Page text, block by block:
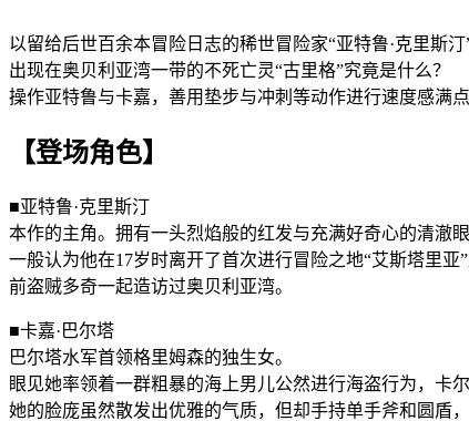
以留给后世百余本冒险日志的稀世冒险家“亚特鲁·克里斯汀
出现在奥贝利亚湾一带的不死亡灵“古里格”究竟是什么？
操作亚特鲁与卡嘉，善用垫步与冲刺等动作进行速度感满
【登场角色】
■亚特鲁·克里斯汀
本作的主角。拥有一头烈焰般的红发与充满好奇心的清澈眼
一般认为他在17岁时离开了首次进行冒险之地“艾斯塔里
前盗贼多奇一起造访过奥贝利亚湾。
■卡嘉·巴尔塔
巴尔塔水军首领格里姆森的独生女。
眼见她率领着一群粗暴的海上男儿公然进行海盗行为，卡
她的脸庞虽然散发出优雅的气质，但却手持单手斧和圆盾